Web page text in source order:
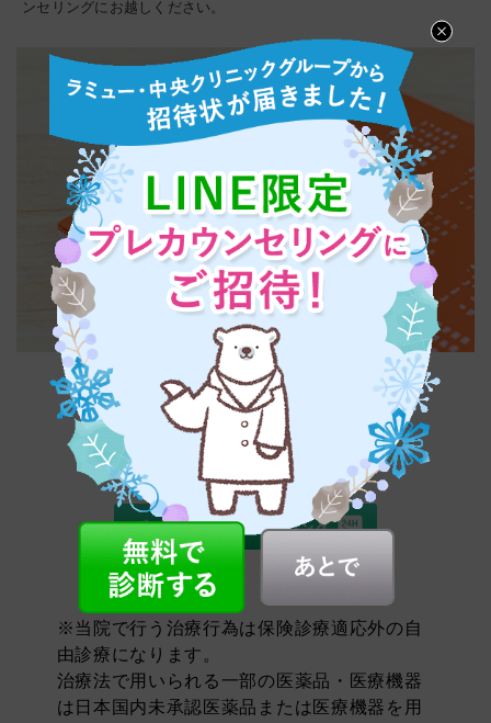
ンセリングにお越しください。
※当院で行う治療行為は保険診療適応外の自
由診療になります。
治療法で用いられる一部の医薬品・医療機器
は日本国内未承認医薬品または医療機器を用